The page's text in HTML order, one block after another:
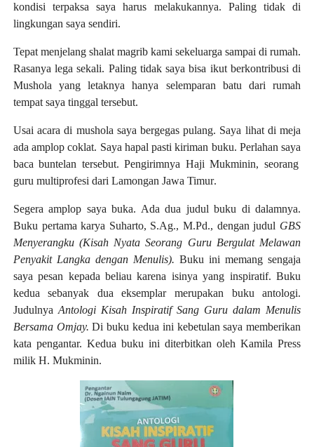
kondisi terpaksa saya harus melakukannya. Paling tidak di
lingkungan saya sendiri.
Tepat menjelang shalat magrib kami sekeluarga sampai di rumah.
Rasanya lega sekali. Paling tidaksaya bisa ikut berkontribusi di
Mushola yang letaknya hanya selemparan batu dari rumah
tempat saya tinggal tersebut.
Usai acara di mushola saya bergegas pulang. Saya lihat di meja
ada amplop coklat. Saya hapal pasti kiriman buku. Perlahan saya
baca buntelan tersebut. Pengirimnya Haji Mukminin, seorang
guru multiprofesi dari Lamongan Jawa Timur.
Segera amplop saya buka. Ada dua judul buku di dalamnya.
Buku pertama karya Suharto, S.Ag., M.Pd., dengan judul GBS
Menyerangku (Kisah Nyata Seorang Guru Bergulat Melawan
Penyakit Langka dengan Menulis). Buku ini memang sengaja
saya pesan kepada beliau karena isinya yang inspiratif.Buku
kedua sebanyak dua eksemplar merupakan buku antologi.
Judulnya Antologi Kisah Inspiratif Sang Guru dalam Menulis
Bersama Omjay.Di buku kedua ini kebetulan saya memberikan
kata pengantar. Kedua buku ini diterbitkan oleh Kamila Press
milik H. Mukminin.